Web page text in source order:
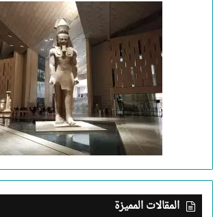
المقالات المميزة